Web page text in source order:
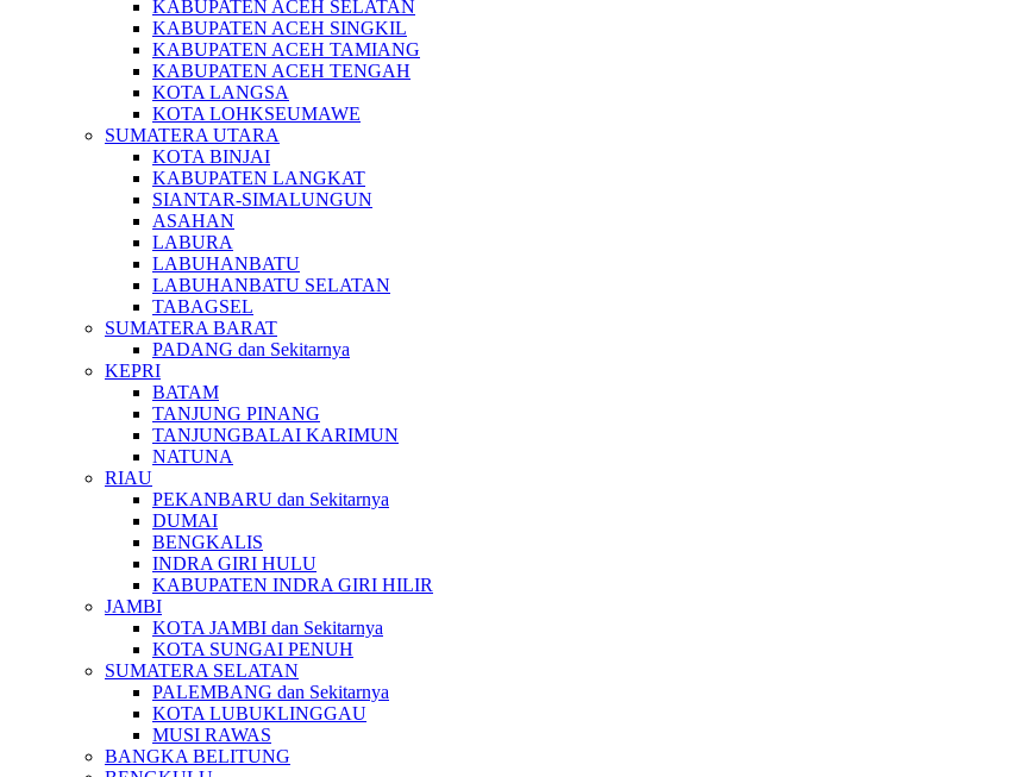
KABUPATEN ACEH SELATAN
KABUPATEN ACEH SINGKIL
KABUPATEN ACEH TAMIANG
KABUPATEN ACEH TENGAH
KOTA LANGSA
KOTA LOHKSEUMAWE
SUMATERA UTARA
KOTA BINJAI
KABUPATEN LANGKAT
SIANTAR-SIMALUNGUN
ASAHAN
LABURA
LABUHANBATU
LABUHANBATU SELATAN
TABAGSEL
SUMATERA BARAT
PADANG dan Sekitarnya
KEPRI
BATAM
TANJUNG PINANG
TANJUNGBALAI KARIMUN
NATUNA
RIAU
PEKANBARU dan Sekitarnya
DUMAI
BENGKALIS
INDRA GIRI HULU
KABUPATEN INDRA GIRI HILIR
JAMBI
KOTA JAMBI dan Sekitarnya
KOTA SUNGAI PENUH
SUMATERA SELATAN
PALEMBANG dan Sekitarnya
KOTA LUBUKLINGGAU
MUSI RAWAS
BANGKA BELITUNG